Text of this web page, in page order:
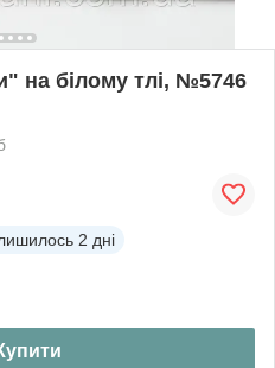
на білому тлі, №5746
2 дні